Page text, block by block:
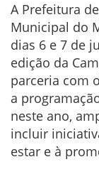
A Prefeitura
Municipal do
dias 6 e 7 de
edição da
parceria com
a
neste ano,
incluir
estar e à